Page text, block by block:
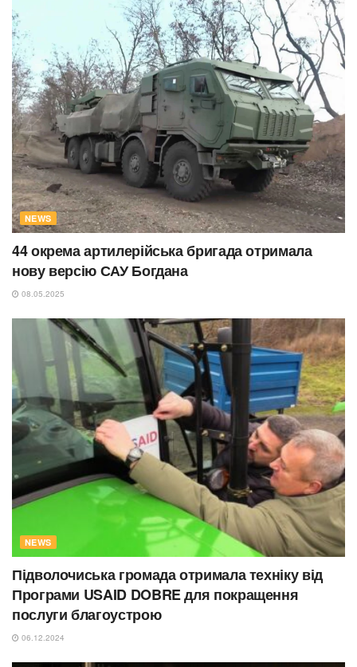
NEWS
44 окрема артилерійська бригада отримала
нову версію САУ Богдана
08.05.2025
NEWS
Підволочиська громада отримала техніку від
Програми USAID DOBRE для покращення
послуги благоустрою
06.12.2024